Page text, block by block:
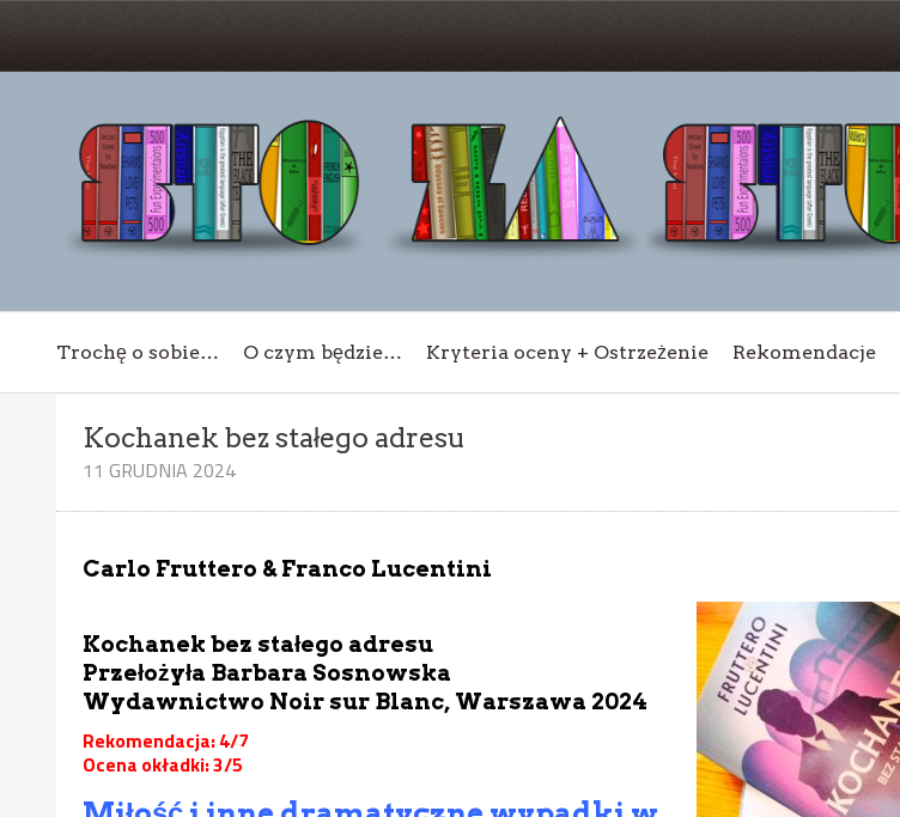
Trochę o sobie… O czym będzie… Kryteria oceny + Ostrzeżenie Rekomendacje
Kochanek bez stałego adresu
11 GRUDNIA 2024
Carlo Fruttero & Franco Lucentini
Kochanek bez stałego adresu
Przełożyła Barbara Sosnowska
Wydawnictwo Noir sur Blanc, Warszawa 2024
Rekomendacja: 4/7
Ocena okładki: 3/5